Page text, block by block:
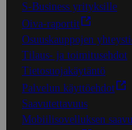
S-Business yrityksille
Oiva-raportit
Osuuskauppojen
Tilaus- ja toimitusehdot
Tietosuojakäytäntö
Palvelun käyttöehdot
Saavutettavuus
Mobiilisovelluksen